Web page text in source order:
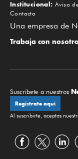
Institucional: Aviso
Contacto
Una empresa de
Trabaja con
Suscríbete a nuestros
Regístrate aquí
Al suscribirte, aceptas